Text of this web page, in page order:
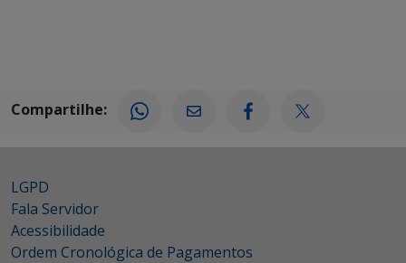
Compartilhe:
LGPD
Fala Servidor
Acessibilidade
Ordem Cronológica de Pagamentos